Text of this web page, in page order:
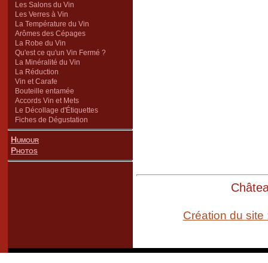
Les Salons du Vin
Les Verres à Vin
La Température du Vin
Arômes des Cépages
La Robe du Vin
Qu'est ce qu'un Vin Fermé ?
La Minéralité du Vin
La Réduction
Vin et Carafe
Bouteille entamée
Accords Vin et Mets
Le Décollage d'Étiquettes
Fiches de Dégustation
Humour
Photos
Création du site